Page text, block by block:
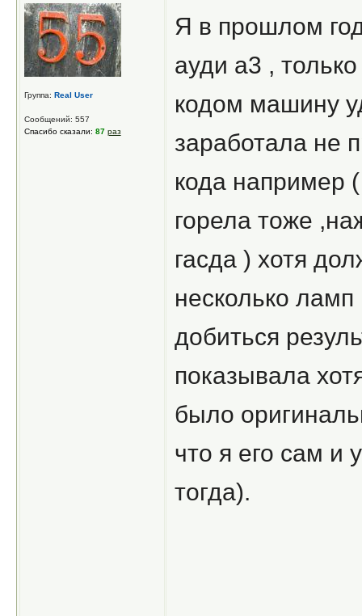
Группа: Real User
Сообщений: 557
Спасибо сказали: 87 раз
Я в прошлом
ауди а3 ,
кодом машину
заработала не
кода например
горела тоже
гасда ) хотя
несколько
добиться
показывала
было
что я его сам и
тогда).